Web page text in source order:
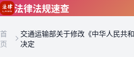
跳到主要内容
法律法规速查
首
页
交通运输部关于修改《中华人民共
决定